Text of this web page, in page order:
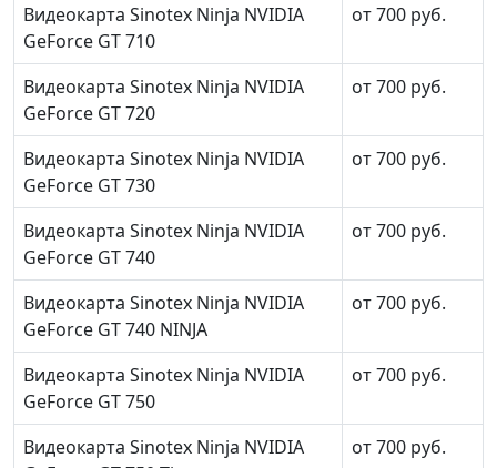
Видеокарта Sinotex Ninja NVIDIA
GeForce GT 710
от 700 руб.
Видеокарта Sinotex Ninja NVIDIA
GeForce GT 720
от 700 руб.
Видеокарта Sinotex Ninja NVIDIA
GeForce GT 730
от 700 руб.
Видеокарта Sinotex Ninja NVIDIA
GeForce GT 740
от 700 руб.
Видеокарта Sinotex Ninja NVIDIA
GeForce GT 740 NINJA
от 700 руб.
Видеокарта Sinotex Ninja NVIDIA
GeForce GT 750
от 700 руб.
Видеокарта Sinotex Ninja NVIDIA
от 700 руб.